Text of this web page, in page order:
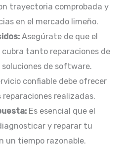
trayectoria comprobada y
en el mercado limeño.​
Asegúrate de que el
tanto reparaciones de
de software.​
confiable debe ofrecer
realizadas.​
Es esencial que el
y reparar tu
un tiempo razonable.​